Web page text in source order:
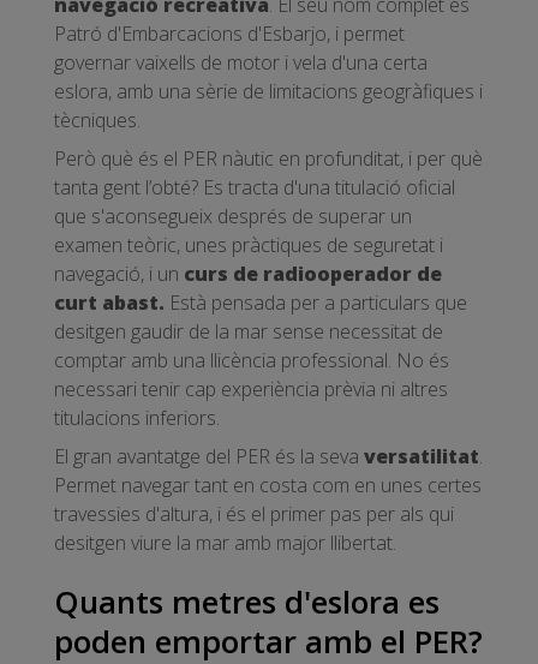
navegació recreativa. El seu nom complet és
Patró d'Embarcacions d'Esbarjo, i permet
governar vaixells de motor i vela d'una certa
eslora, amb una sèrie de limitacions geogràfiques i
tècniques.
Però què és el PER nàutic en profunditat, i per què
tanta gent l’obté? Es tracta d'una titulació oficial
que s'aconsegueix després de superar un
examen teòric, unes pràctiques de seguretat i
navegació, i un curs de radiooperador de
curt abast. Està pensada per a particulars que
desitgen gaudir de la mar sense necessitat de
comptar amb una llicència professional. No és
necessari tenir cap experiència prèvia ni altres
titulacions inferiors.
El gran avantatge del PER és la seva versatilitat.
Permet navegar tant en costa com en unes certes
travessies d'altura, i és el primer pas per als qui
desitgen viure la mar amb major llibertat.
Quants metres d'eslora es
poden emportar amb el PER?